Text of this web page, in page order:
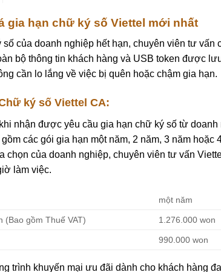
gia hạn chữ ký số Viettel mới nhất
số của doanh nghiệp hết hạn, chuyên viên tư
bộ thông tin khách hàng và USB token được
cần lo lắng về việc bị quên hoặc chậm gia hạn.
ký số Viettel CA:
nhận được yêu cầu gia hạn chữ ký số từ
các gói gia hạn một năm, 2 năm, 3 năm
chọn của doanh nghiệp, chuyên viên tư vấn
làm việc.
một năm
(Bao gồm Thuế VAT) 1.276.000 won
990.000 won
trình khuyến mại ưu đãi dành cho khách hàng